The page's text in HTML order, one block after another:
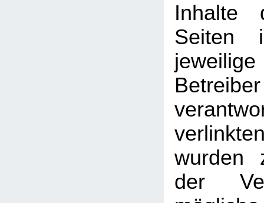
Inhalte
Seiten
wurden
der